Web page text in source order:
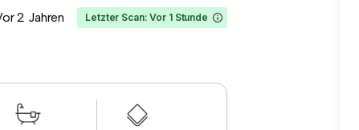
2 Jahren Letzter Scan: Vor 1 Stunde